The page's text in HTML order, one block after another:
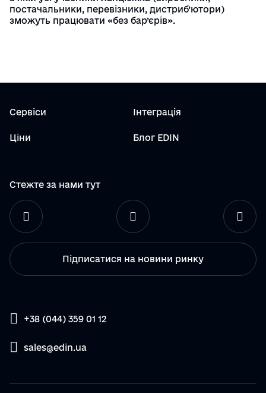
постачальники, перевізники, дистриб’ютори)
зможуть працювати «без бар’єрів».
Сервіси Інтеграція
Ціни Блог EDIN
Стежте за нами тут
Підписатися на новини ринку
+38 (044) 359 01 12
sales@edin.ua